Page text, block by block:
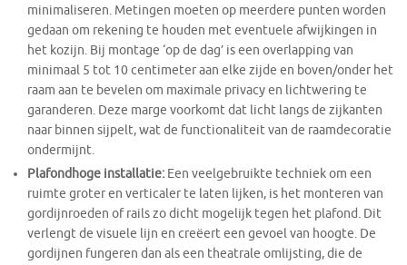
minimaliseren. Metingen moeten op meerdere punten worden
gedaan om rekening te houden met eventuele afwijkingen in
het kozijn. Bij montage ‘op de dag’ is een overlapping van
minimaal 5 tot 10 centimeter aan elke zijde en boven/onder het
raam aan te bevelen om maximale privacy en lichtwering te
garanderen. Deze marge voorkomt dat licht langs de zijkanten
naar binnen sijpelt, wat de functionaliteit van de raamdecoratie
ondermijnt.
Plafondhoge installatie: Een veelgebruikte techniek om een
ruimte groter en verticaler te laten lijken, is het monteren van
gordijnroeden of rails zo dicht mogelijk tegen het plafond. Dit
verlengt de visuele lijn en creëert een gevoel van hoogte. De
gordijnen fungeren dan als een theatrale omlijsting, die de